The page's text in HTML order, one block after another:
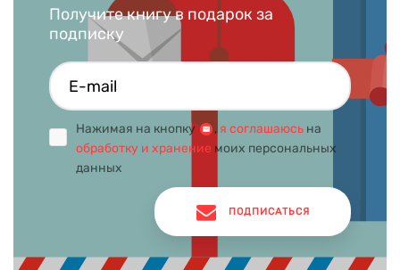
Получите книгу в подарок за
подписку
Нажимая на кнопку , я соглашаюсь на
обработку и хранение моих персональных
данных
ПОДПИСАТЬСЯ